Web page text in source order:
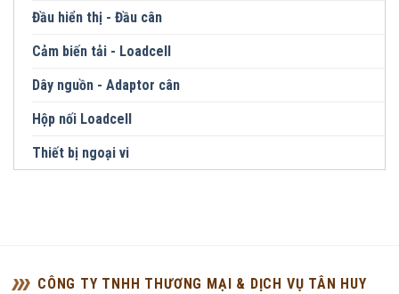
Đầu hiển thị - Đầu cân
Cảm biến tải - Loadcell
Dây nguồn - Adaptor cân
Hộp nối Loadcell
Thiết bị ngoại vi
CÔNG TY TNHH THƯƠNG MẠI & DỊCH VỤ TÂN HUY